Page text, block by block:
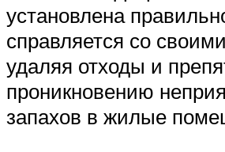
установлена
справляется со
удаляя отходы и
проникновению
запахов в жилые